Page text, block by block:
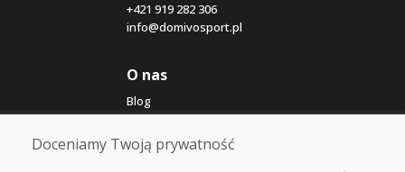
+421 919 282 306
info@domivosport.pl
O nas
Blog
O nas
Sklep
Kontakt
Doceniamy Twoją prywatność